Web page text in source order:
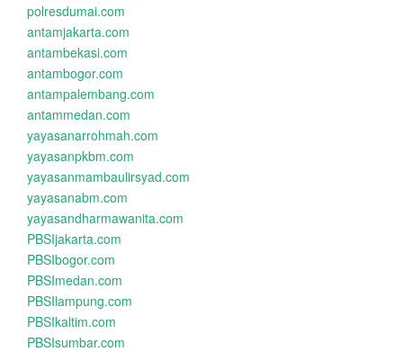
polresdumai.com
antamjakarta.com
antambekasi.com
antambogor.com
antampalembang.com
antammedan.com
yayasanarrohmah.com
yayasanpkbm.com
yayasanmambaulirsyad.com
yayasanabm.com
yayasandharmawanita.com
PBSIjakarta.com
PBSIbogor.com
PBSImedan.com
PBSIlampung.com
PBSIkaltim.com
PBSIsumbar.com